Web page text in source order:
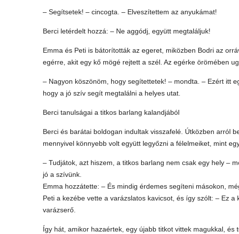
– Segítsetek! – cincogta. – Elveszítettem az anyukámat!
Berci letérdelt hozzá: – Ne aggódj, együtt megtaláljuk!
Emma és Peti is bátorították az egeret, miközben Bodri az
egérre, akit egy kő mögé rejtett a szél. Az egérke örömében
– Nagyon köszönöm, hogy segítettetek! – mondta. – Ezért itt
hogy a jó szív segít megtalálni a helyes utat.
Berci tanulságai a titkos barlang kalandjából
Berci és barátai boldogan indultak visszafelé. Útközben arról
mennyivel könnyebb volt együtt legyőzni a félelmeiket, mint
– Tudjátok, azt hiszem, a titkos barlang nem csak egy hely –
jó a szívünk.
Emma hozzátette: – És mindig érdemes segíteni másokon,
Peti a kezébe vette a varázslatos kavicsot, és így szólt: – Ez
varázserő.
Így hát, amikor hazaértek, egy újabb titkot vittek magukkal,